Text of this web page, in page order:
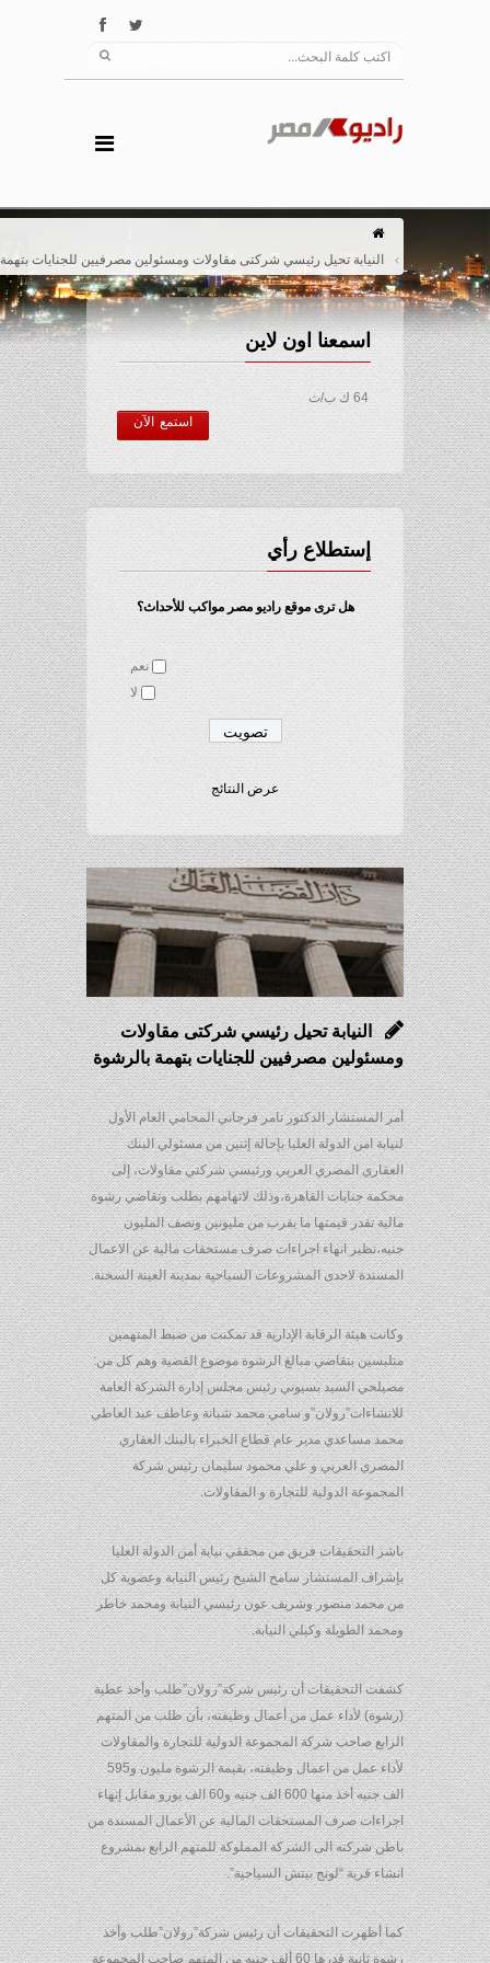
النيابة تحيل رئيسي شركتى مقاولات ومسئولين مصرفيين للجنايات بتهمة بالرشوة
اسمعنا اون لاين
64 ك ب/ث
استمع الآن
إستطلاع رأي
هل ترى موقع راديو مصر مواكب للأحداث؟
نعم
لا
عرض النتائج
النيابة تحيل رئيسي شركتى مقاولات
ومسئولين مصرفيين للجنايات بتهمة بالرشوة
أمر المستشار الدكتور تامر فرجاني المحامي العام الأول
لنيابة امن الدولة العليا بإحالة إثنين من مسئولي البنك
العقاري المصري العربي ورئيسي شركتي مقاولات، إلى
محكمة جنايات القاهرة،وذلك لاتهامهم بطلب وتقاضي رشوة
مالية تقدر قيمتها ما يقرب من مليونين ونصف المليون
جنيه،نظير انهاء اجراءات صرف مستحقات مالية عن الاعمال
المسندة لاحدى المشروعات السياحية بمدينة العينة السخنة.
وكانت هيئة الرقابة الإدارية قد تمكنت من ضبط المتهمين
متلبسين بتقاضي مبالغ الرشوة موضوع القضية وهم كل من:
مصيلحي السيد بسيوني رئيس مجلس إدارة الشركة العامة
للانشاءات”رولان”و سامي محمد شبانة وعاطف عبد العاطي
محمد مساعدي مدير عام قطاع الخبراء بالبنك العقاري
المصري العربي و علي محمود سليمان رئيس شركة
المجموعة الدولية للتجارة و المقاولات.
باشر التحقيقات فريق من محققي نيابة أمن الدولة العليا
بإشراف المستشار سامح الشيخ رئيس النيابة وعضوية كل
من محمد منصور وشريف عون رئيسي النيابة ومحمد خاطر
ومحمد الطويلة وكيلي النيابة.
كشفت التحقيقات أن رئيس شركة”رولان”طلب وأخذ عطية
(رشوة) لأداء عمل من أعمال وظيفته، بأن طلب من المتهم
الرابع صاحب شركة المجموعة الدولية للتجارة والمقاولات
لأداء عمل من اعمال وظيفته، بقيمة الرشوة مليون و595
الف جنيه أخذ منها 600 الف جنيه و60 الف يورو مقابل إنهاء
اجراءات صرف المستحقات المالية عن الأعمال المسندة من
باطن شركته الى الشركة المملوكة للمتهم الرابع بمشروع
انشاء قرية “لونج بيتش السياحية”.
كما أظهرت التحقيقات أن رئيس شركة”رولان”طلب وأخذ
رشوة ثانية قدرها 60 ألف جنيه من المتهم صاحب المجموعة